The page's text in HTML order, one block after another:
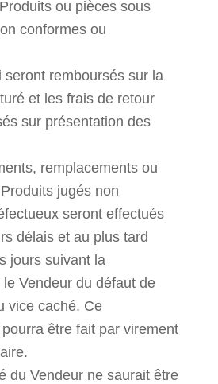
ou pièces sous
conformes ou
seront remboursés sur la
et les frais de retour
sur présentation des
remplacements ou
jugés non
seront effectués
délais et au plus tard
jours suivant la
Vendeur du défaut de
vice caché. Ce
être fait par virement
du Vendeur ne saurait être